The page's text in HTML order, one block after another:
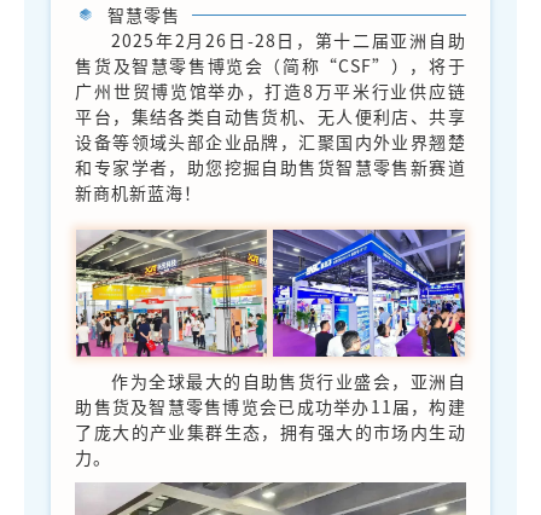
智慧零售
2025年2月26日-28日，第十二届亚洲自助
售货及智慧零售博览会（简称“CSF”），将于
广州世贸博览馆举办，打造8万平米行业供应链
平台，集结各类自动售货机、无人便利店、共享
设备等领域头部企业品牌，汇聚国内外业界翘楚
和专家学者，助您挖掘自助售货智慧零售新赛道
新商机新蓝海！
作为全球最大的自助售货行业盛会，亚洲自
助售货及智慧零售博览会已成功举办11届，构建
了庞大的产业集群生态，拥有强大的市场内生动
力。